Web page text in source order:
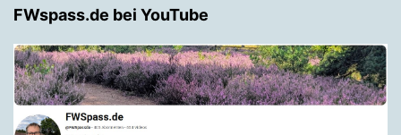
FWspass.de bei YouTube